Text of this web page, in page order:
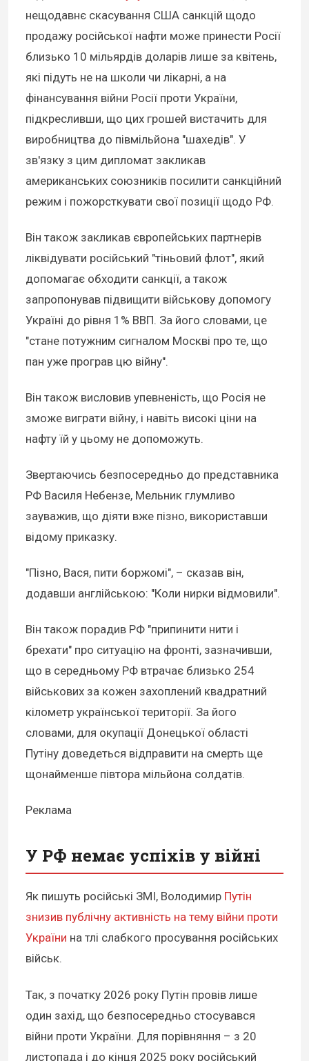
нещодавнє скасування США санкцій щодо
продажу російської нафти може принести Росії
близько 10 мільярдів доларів лише за квітень,
які підуть не на школи чи лікарні, а на
фінансування війни Росії проти України,
підкресливши, що цих грошей вистачить для
виробництва до півмільйона "шахедів". У
зв'язку з цим дипломат закликав
американських союзників посилити санкційний
режим і пожорсткувати свої позиції щодо РФ.
Він також закликав європейських партнерів
ліквідувати російський "тіньовий флот", який
допомагає обходити санкції, а також
запропонував підвищити військову допомогу
Україні до рівня 1% ВВП. За його словами, це
"стане потужним сигналом Москві про те, що
пан уже програв цю війну".
Він також висловив упевненість, що Росія не
зможе виграти війну, і навіть високі ціни на
нафту їй у цьому не допоможуть.
Звертаючись безпосередньо до представника
РФ Василя Небензе, Мельник глумливо
зауважив, що діяти вже пізно, використавши
відому приказку.
"Пізно, Вася, пити боржомі", – сказав він,
додавши англійською: "Коли нирки відмовили".
Він також порадив РФ "припинити нити і
брехати" про ситуацію на фронті, зазначивши,
що в середньому РФ втрачає близько 254
військових за кожен захоплений квадратний
кілометр української території. За його
словами, для окупації Донецької області
Путіну доведеться відправити на смерть ще
щонайменше півтора мільйона солдатів.
Реклама
У РФ немає успіхів у війні
Як пишуть російські ЗМІ, Володимир Путін
знизив публічну активність на тему війни проти
України на тлі слабкого просування російських
військ.
Так, з початку 2026 року Путін провів лише
один захід, що безпосередньо стосувався
війни проти України. Для порівняння – з 20
листопада і до кінця 2025 року російський